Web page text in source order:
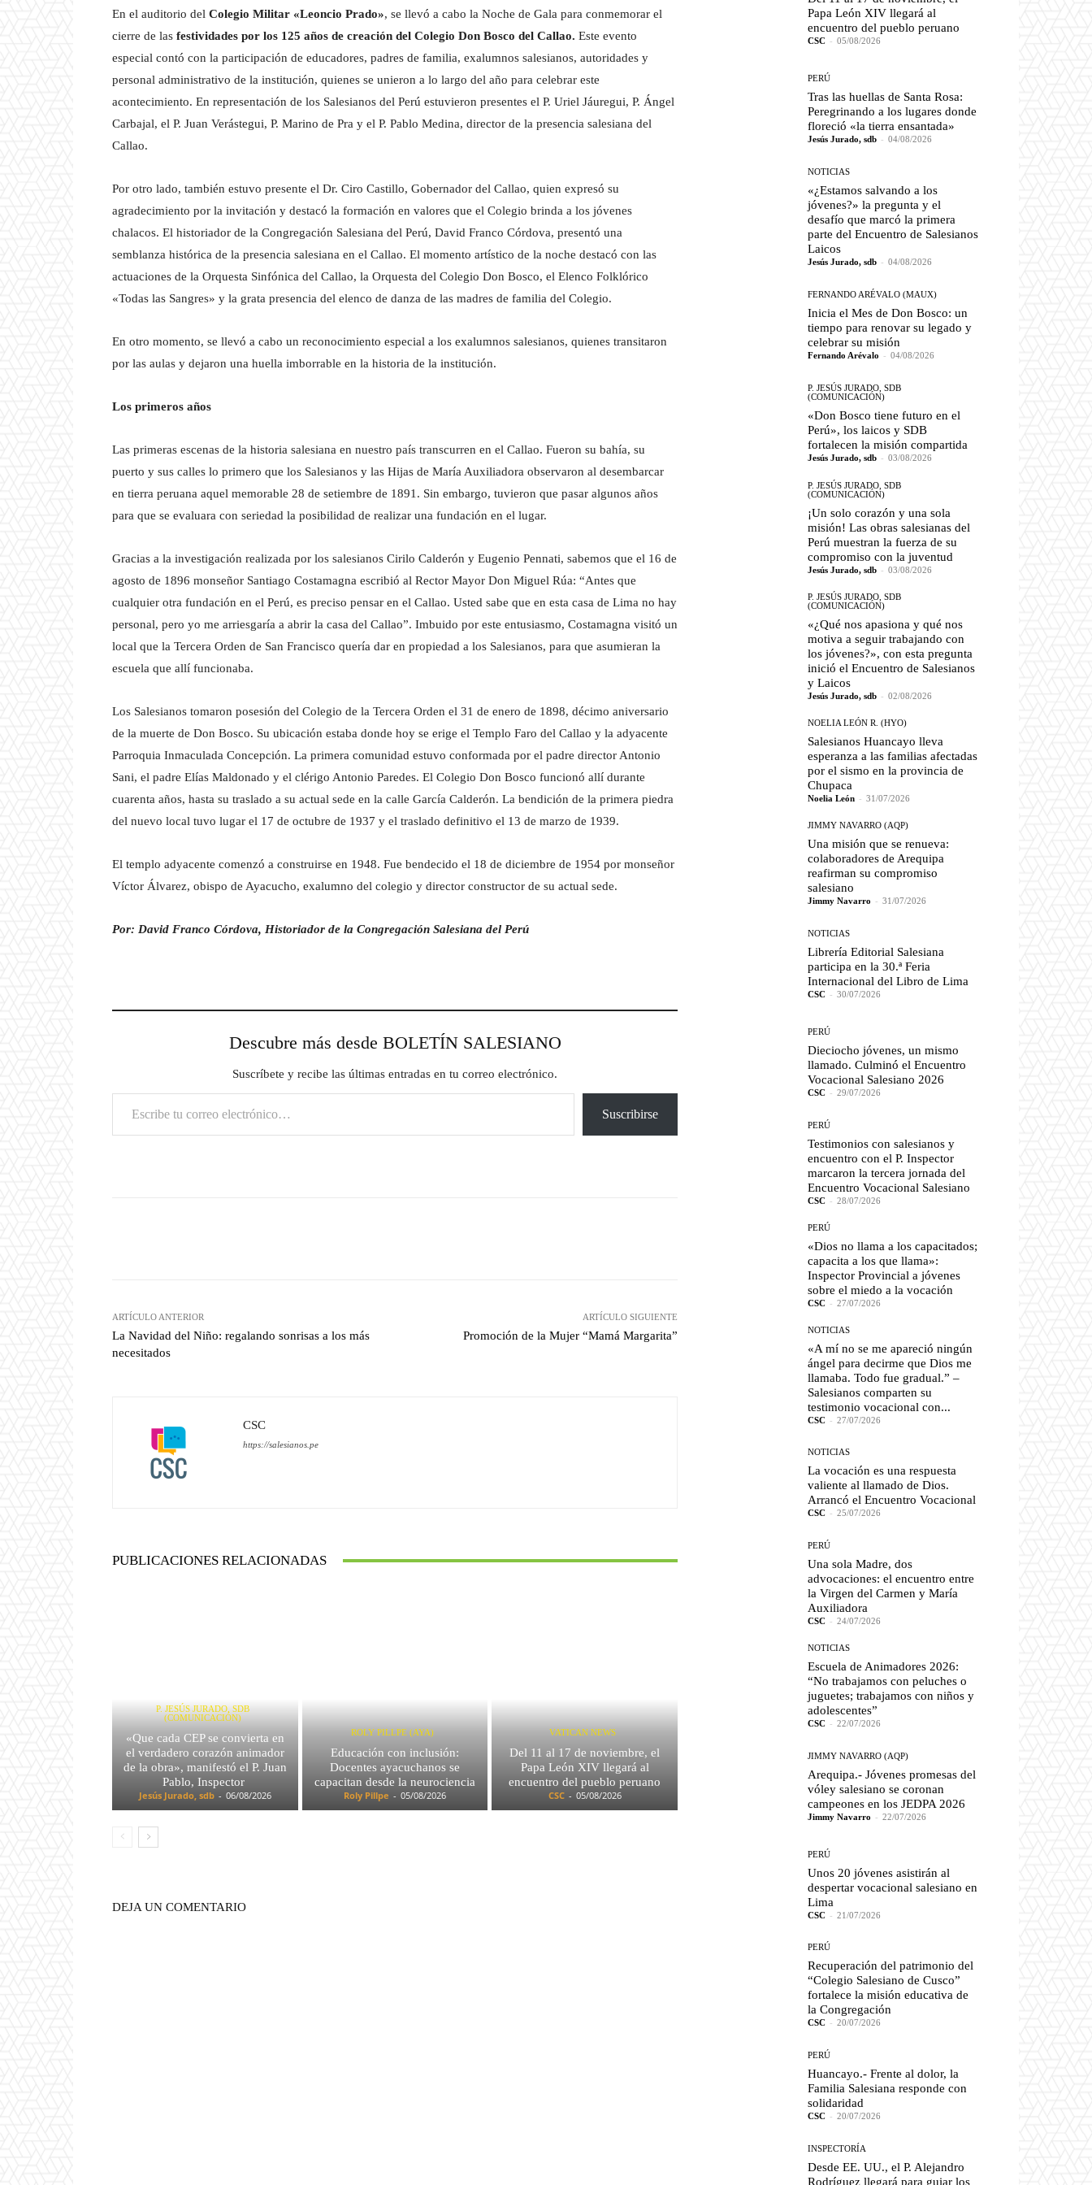
En el auditorio del Colegio Militar «Leoncio Prado», se llevó a cabo la Noche de Gala para conmemorar el
cierre de las festividades por los 125 años de creación del Colegio Don Bosco del Callao. Este evento
especial contó con la participación de educadores, padres de familia, exalumnos salesianos, autoridades y
personal administrativo de la institución, quienes se unieron a lo largo del año para celebrar este
acontecimiento. En representación de los Salesianos del Perú estuvieron presentes el P. Uriel Jáuregui, P. Ángel
Carbajal, el P. Juan Verástegui, P. Marino de Pra y el P. Pablo Medina, director de la presencia salesiana del
Callao.
Por otro lado, también estuvo presente el Dr. Ciro Castillo, Gobernador del Callao, quien expresó su
agradecimiento por la invitación y destacó la formación en valores que el Colegio brinda a los jóvenes
chalacos. El historiador de la Congregación Salesiana del Perú, David Franco Córdova, presentó una
semblanza histórica de la presencia salesiana en el Callao. El momento artístico de la noche destacó con las
actuaciones de la Orquesta Sinfónica del Callao, la Orquesta del Colegio Don Bosco, el Elenco Folklórico
«Todas las Sangres» y la grata presencia del elenco de danza de las madres de familia del Colegio.
En otro momento, se llevó a cabo un reconocimiento especial a los exalumnos salesianos, quienes transitaron
por las aulas y dejaron una huella imborrable en la historia de la institución.
Los primeros años
Las primeras escenas de la historia salesiana en nuestro país transcurren en el Callao. Fueron su bahía, su
puerto y sus calles lo primero que los Salesianos y las Hijas de María Auxiliadora observaron al desembarcar
en tierra peruana aquel memorable 28 de setiembre de 1891. Sin embargo, tuvieron que pasar algunos años
para que se evaluara con seriedad la posibilidad de realizar una fundación en el lugar.
Gracias a la investigación realizada por los salesianos Cirilo Calderón y Eugenio Pennati, sabemos que el 16 de
agosto de 1896 monseñor Santiago Costamagna escribió al Rector Mayor Don Miguel Rúa: “Antes que
cualquier otra fundación en el Perú, es preciso pensar en el Callao. Usted sabe que en esta casa de Lima no hay
personal, pero yo me arriesgaría a abrir la casa del Callao”. Imbuido por este entusiasmo, Costamagna visitó un
local que la Tercera Orden de San Francisco quería dar en propiedad a los Salesianos, para que asumieran la
escuela que allí funcionaba.
Los Salesianos tomaron posesión del Colegio de la Tercera Orden el 31 de enero de 1898, décimo aniversario
de la muerte de Don Bosco. Su ubicación estaba donde hoy se erige el Templo Faro del Callao y la adyacente
Parroquia Inmaculada Concepción. La primera comunidad estuvo conformada por el padre director Antonio
Sani, el padre Elías Maldonado y el clérigo Antonio Paredes. El Colegio Don Bosco funcionó allí durante
cuarenta años, hasta su traslado a su actual sede en la calle García Calderón. La bendición de la primera piedra
del nuevo local tuvo lugar el 17 de octubre de 1937 y el traslado definitivo el 13 de marzo de 1939.
El templo adyacente comenzó a construirse en 1948. Fue bendecido el 18 de diciembre de 1954 por monseñor
Víctor Álvarez, obispo de Ayacucho, exalumno del colegio y director constructor de su actual sede.
Por: David Franco Córdova, Historiador de la Congregación Salesiana del Perú
Descubre más desde BOLETÍN SALESIANO
Suscríbete y recibe las últimas entradas en tu correo electrónico.
Escribe tu correo electrónico…
Suscribirse
ARTÍCULO ANTERIOR
La Navidad del Niño: regalando sonrisas a los más
necesitados
ARTÍCULO SIGUIENTE
Promoción de la Mujer “Mamá Margarita”
CSC
https://salesianos.pe
PUBLICACIONES RELACIONADAS
P. JESÚS JURADO, SDB
(COMUNICACIÓN)
«Que cada CEP se convierta en
el verdadero corazón animador
de la obra», manifestó el P. Juan
Pablo, Inspector
Jesús Jurado, sdb - 06/08/2026
ROLY PILLPE (AYA)
Educación con inclusión:
Docentes ayacuchanos se
capacitan desde la neurociencia
Roly Pillpe - 05/08/2026
VATICAN NEWS
Del 11 al 17 de noviembre, el
Papa León XIV llegará al
encuentro del pueblo peruano
CSC - 05/08/2026
DEJA UN COMENTARIO
Papa León XIV llegará al
encuentro del pueblo peruano
CSC - 05/08/2026
PERÚ
Tras las huellas de Santa Rosa:
Peregrinando a los lugares donde
floreció «la tierra ensantada»
Jesús Jurado, sdb - 04/08/2026
NOTICIAS
«¿Estamos salvando a los
jóvenes?» la pregunta y el
desafío que marcó la primera
parte del Encuentro de Salesianos
Laicos
Jesús Jurado, sdb - 04/08/2026
FERNANDO ARÉVALO (MAUX)
Inicia el Mes de Don Bosco: un
tiempo para renovar su legado y
celebrar su misión
Fernando Arévalo - 04/08/2026
P. JESÚS JURADO, SDB
(COMUNICACIÓN)
«Don Bosco tiene futuro en el
Perú», los laicos y SDB
fortalecen la misión compartida
Jesús Jurado, sdb - 03/08/2026
P. JESÚS JURADO, SDB
(COMUNICACIÓN)
¡Un solo corazón y una sola
misión! Las obras salesianas del
Perú muestran la fuerza de su
compromiso con la juventud
Jesús Jurado, sdb - 03/08/2026
P. JESÚS JURADO, SDB
(COMUNICACIÓN)
«¿Qué nos apasiona y qué nos
motiva a seguir trabajando con
los jóvenes?», con esta pregunta
inició el Encuentro de Salesianos
y Laicos
Jesús Jurado, sdb - 02/08/2026
NOELIA LEÓN R. (HYO)
Salesianos Huancayo lleva
esperanza a las familias afectadas
por el sismo en la provincia de
Chupaca
Noelia León - 31/07/2026
JIMMY NAVARRO (AQP)
Una misión que se renueva:
colaboradores de Arequipa
reafirman su compromiso
salesiano
Jimmy Navarro - 31/07/2026
NOTICIAS
Librería Editorial Salesiana
participa en la 30.ª Feria
Internacional del Libro de Lima
CSC - 30/07/2026
PERÚ
Dieciocho jóvenes, un mismo
llamado. Culminó el Encuentro
Vocacional Salesiano 2026
CSC - 29/07/2026
PERÚ
Testimonios con salesianos y
encuentro con el P. Inspector
marcaron la tercera jornada del
Encuentro Vocacional Salesiano
CSC - 28/07/2026
PERÚ
«Dios no llama a los capacitados;
capacita a los que llama»:
Inspector Provincial a jóvenes
sobre el miedo a la vocación
CSC - 27/07/2026
NOTICIAS
«A mí no se me apareció ningún
ángel para decirme que Dios me
llamaba. Todo fue gradual.” –
Salesianos comparten su
testimonio vocacional con...
CSC - 27/07/2026
NOTICIAS
La vocación es una respuesta
valiente al llamado de Dios.
Arrancó el Encuentro Vocacional
CSC - 25/07/2026
PERÚ
Una sola Madre, dos
advocaciones: el encuentro entre
la Virgen del Carmen y María
Auxiliadora
CSC - 24/07/2026
NOTICIAS
Escuela de Animadores 2026:
“No trabajamos con peluches o
juguetes; trabajamos con niños y
adolescentes”
CSC - 22/07/2026
JIMMY NAVARRO (AQP)
Arequipa.- Jóvenes promesas del
vóley salesiano se coronan
campeones en los JEDPA 2026
Jimmy Navarro - 22/07/2026
PERÚ
Unos 20 jóvenes asistirán al
despertar vocacional salesiano en
Lima
CSC - 21/07/2026
PERÚ
Recuperación del patrimonio del
“Colegio Salesiano de Cusco”
fortalece la misión educativa de
la Congregación
CSC - 20/07/2026
PERÚ
Huancayo.- Frente al dolor, la
Familia Salesiana responde con
solidaridad
CSC - 20/07/2026
INSPECTORÍA
Desde EE. UU., el P. Alejandro
Rodríguez llegará para guiar los